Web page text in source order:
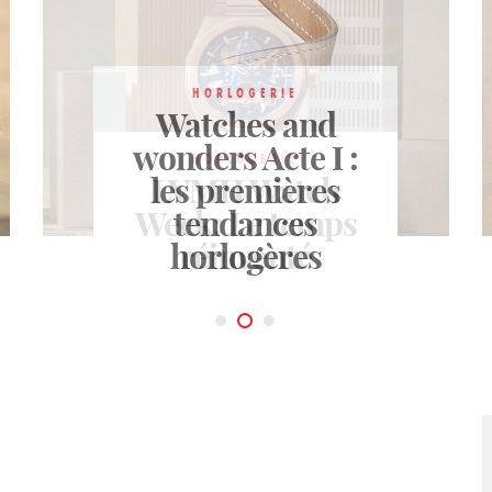
HORLOGERIE
LVMH Watch
Week: Le temps
réinventé
HORLOGERIE
Watches and
wondersActe I :
les premières
tendances
horlogères
HORLOGERIE
Merveilles
mécaniques